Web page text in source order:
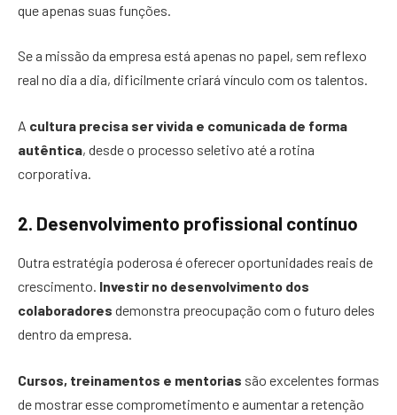
que apenas suas funções.
Se a missão da empresa está apenas no papel, sem reflexo
real no dia a dia, dificilmente criará vínculo com os talentos.
A cultura precisa ser vivida e comunicada de forma
autêntica, desde o processo seletivo até a rotina
corporativa.
2. Desenvolvimento profissional contínuo
Outra estratégia poderosa é oferecer oportunidades reais de
crescimento. Investir no desenvolvimento dos
colaboradores demonstra preocupação com o futuro deles
dentro da empresa.
Cursos, treinamentos e mentorias são excelentes formas
de mostrar esse comprometimento e aumentar a retenção